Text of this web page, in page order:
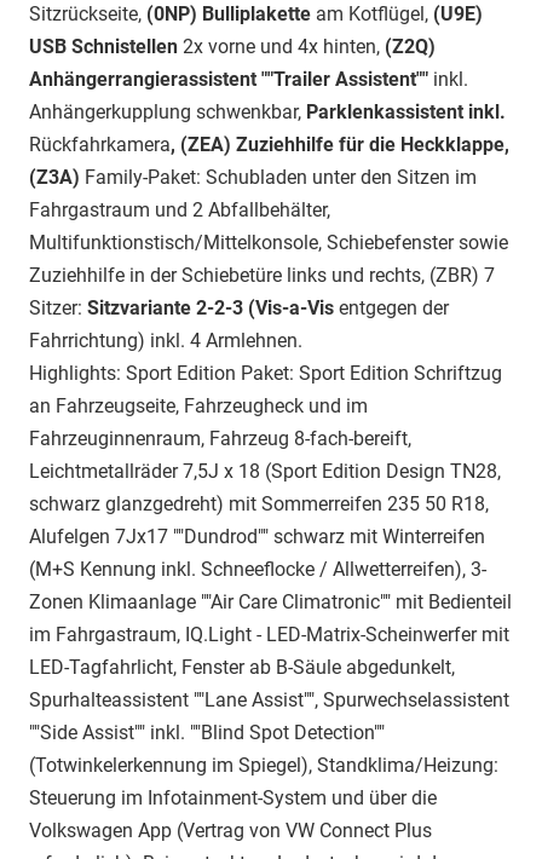
Sitzrückseite, (0NP) Bulliplakette am Kotflügel, (U9E)
USB Schnistellen 2x vorne und 4x hinten, (Z2Q)
Anhängerrangierassistent ""Trailer Assistent"" inkl.
Anhängerkupplung schwenkbar, Parklenkassistent inkl.
Rückfahrkamera, (ZEA) Zuziehhilfe für die Heckklappe,
(Z3A) Family-Paket: Schubladen unter den Sitzen im
Fahrgastraum und 2 Abfallbehälter,
Multifunktionstisch/Mittelkonsole, Schiebefenster sowie
Zuziehhilfe in der Schiebetüre links und rechts, (ZBR) 7
Sitzer: Sitzvariante 2-2-3 (Vis-a-Vis entgegen der
Fahrrichtung) inkl. 4 Armlehnen.
Highlights: Sport Edition Paket: Sport Edition Schriftzug
an Fahrzeugseite, Fahrzeugheck und im
Fahrzeuginnenraum, Fahrzeug 8-fach-bereift,
Leichtmetallräder 7,5J x 18 (Sport Edition Design TN28,
schwarz glanzgedreht) mit Sommerreifen 235 50 R18,
Alufelgen 7Jx17 ""Dundrod"" schwarz mit Winterreifen
(M+S Kennung inkl. Schneeflocke / Allwetterreifen), 3-
Zonen Klimaanlage ""Air Care Climatronic"" mit Bedienteil
im Fahrgastraum, IQ.Light - LED-Matrix-Scheinwerfer mit
LED-Tagfahrlicht, Fenster ab B-Säule abgedunkelt,
Spurhalteassistent ""Lane Assist"", Spurwechselassistent
""Side Assist"" inkl. ""Blind Spot Detection""
(Totwinkelerkennung im Spiegel), Standklima/Heizung:
Steuerung im Infotainment-System und über die
Volkswagen App (Vertrag von VW Connect Plus